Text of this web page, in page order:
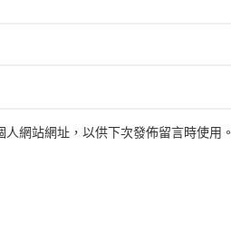
網站網址，以供下次發佈留言時使用。